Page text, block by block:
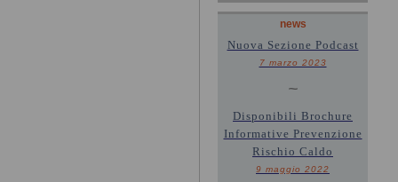
news
Nuova Sezione Podcast
7 marzo 2023
~
Disponibili Brochure
Informative Prevenzione
Rischio Caldo
9 maggio 2022